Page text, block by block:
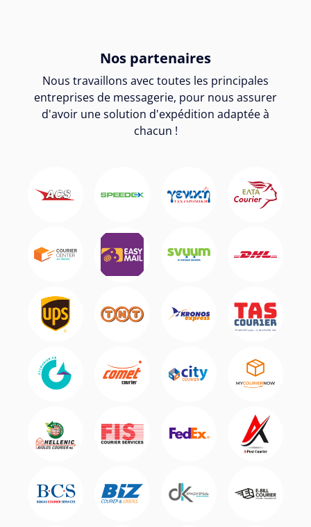
Nos partenaires
Nous travaillons avec toutes les principales
entreprises de messagerie, pour nous assurer
d'avoir une solution d'expédition adaptée à
chacun !